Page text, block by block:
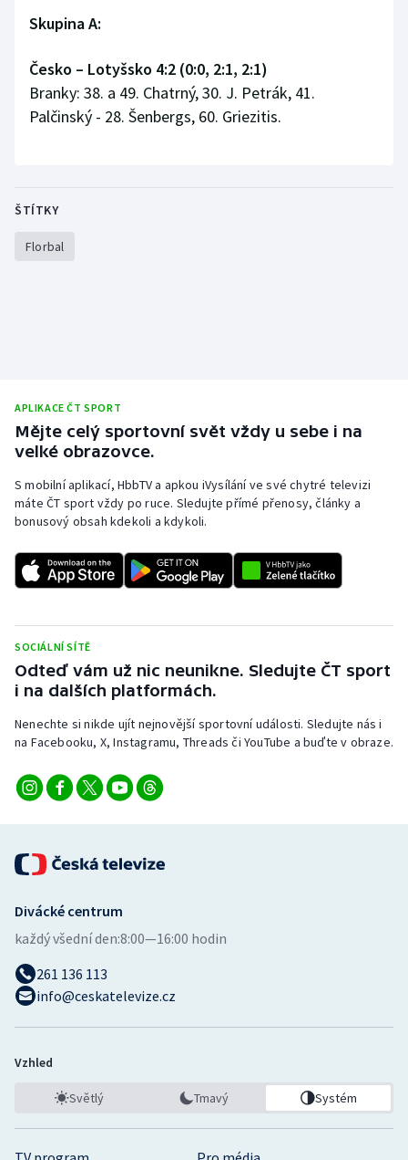
Veslování
Vodní slalom
Volejbal
Skupina A:
Česko – Lotyšsko 4:2 (0:0, 2:1, 2:1)
Branky: 38. a 49. Chatrný, 30. J. Petrák, 41.
Palčinský - 28. Šenbergs, 60. Griezitis.
ŠTÍTKY
Florbal
APLIKACE ČT SPORT
Mějte celý sportovní svět vždy u sebe i na
velké obrazovce.
S mobilní aplikací, HbbTV a apkou iVysílání ve své chytré televizi
máte ČT sport vždy po ruce. Sledujte přímé přenosy, články a
bonusový obsah kdekoli a kdykoli.
SOCIÁLNÍ SÍTĚ
Odteď vám už nic neunikne. Sledujte ČT sport
i na dalších platformách.
Nenechte si nikde ujít nejnovější sportovní události. Sledujte nás i
na Facebooku, X, Instagramu, Threads či YouTube a buďte v obraze.
Divácké centrum
každý všední den:8:00—16:00 hodin
261 136 113
info@ceskatelevize.cz
Vzhled
Světlý Tmavý Systém